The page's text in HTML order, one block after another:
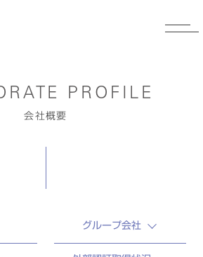
PROFILE
会社概要
グループ会社